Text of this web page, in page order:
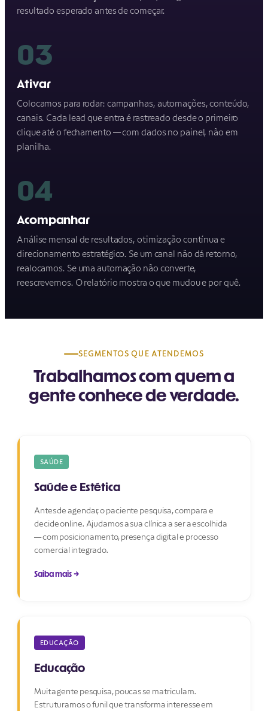
resultado esperado antes de começar.
03
Ativar
Colocamos para rodar: campanhas, automações, conteúdo,
canais. Cada lead que entra é rastreado desde o primeiro
clique até o fechamento — com dados no painel, não em
planilha.
04
Acompanhar
Análise mensal de resultados, otimização contínua e
direcionamento estratégico. Se um canal não dá retorno,
realocamos. Se uma automação não converte,
reescrevemos. O relatório mostra o que mudou e por quê.
SEGMENTOS QUE ATENDEMOS
Trabalhamos com quem a
gente conhece de verdade.
SAÚDE
Saúde e Estética
Antes de agendar, o paciente pesquisa, compara e
decide online. Ajudamos a sua clínica a ser a escolhida
— com posicionamento, presença digital e processo
comercial integrado.
Saiba mais →
EDUCAÇÃO
Educação
Muita gente pesquisa, poucas se matriculam.
Estruturamos o funil que transforma interesse em